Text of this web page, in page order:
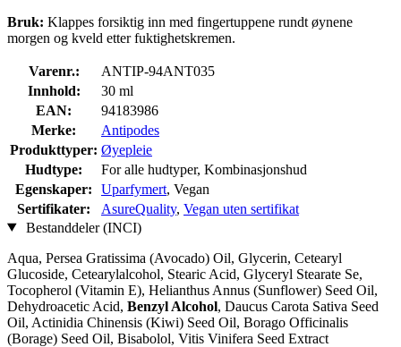
Bruk: Klappes forsiktig inn med fingertuppene rundt øynene
morgen og kveld etter fuktighetskremen.
Varenr.:
ANTIP-94ANT035
Innhold:
30 ml
EAN:
94183986
Merke:
Antipodes
Produkttyper: Øyepleie
Hudtype:
For alle hudtyper, Kombinasjonshud
Egenskaper:
Uparfymert, Vegan
Sertifikater:
AsureQuality, Vegan uten sertifikat
Bestanddeler (INCI)
Aqua, Persea Gratissima (Avocado) Oil, Glycerin, Cetearyl
Glucoside, Cetearylalcohol, Stearic Acid, Glyceryl Stearate Se,
Tocopherol (Vitamin E), Helianthus Annus (Sunflower) Seed Oil,
Dehydroacetic Acid, Benzyl Alcohol, Daucus Carota Sativa Seed
Oil, Actinidia Chinensis (Kiwi) Seed Oil, Borago Officinalis
(Borage) Seed Oil, Bisabolol, Vitis Vinifera Seed Extract